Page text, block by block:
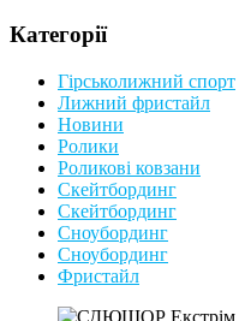
Категорії
Гірськолижний спорт
Лижний фристайл
Новини
Ролики
Роликові ковзани
Скейтбординг
Скейтбординг
Сноубординг
Сноубординг
Фристайл